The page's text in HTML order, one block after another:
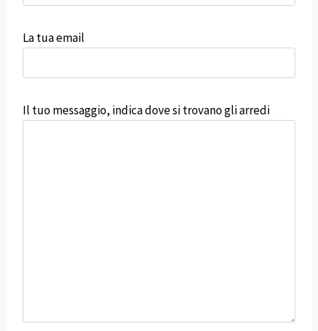
La tua email
Il tuo messaggio, indica dove si trovano gli arredi